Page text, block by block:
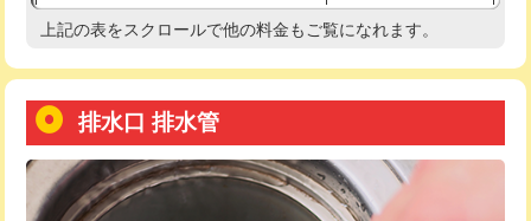
用/3ｍまで)
用（追加）/3ｍ超え)
給水管工事※（ライニング鋼管・銅
管・ポリ管・HT管使用/3ｍまで)
44,000円
高度高圧洗浄換 現地調査
トーラー機使用/3mまで
追加トーラー機使用/3m超え +3,300円
上記の表をスクロールで他の料金もご覧になれます。
排水口 排水管